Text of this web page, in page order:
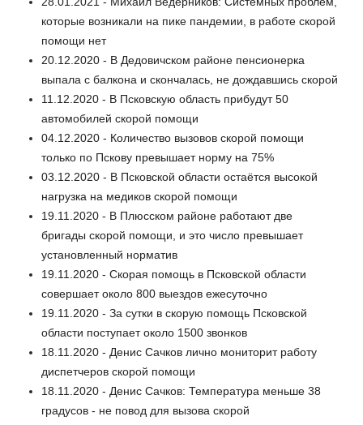
которые возникали на пике пандемии, в работе скорой
помощи нет
20.12.2020 - В Дедовичском районе пенсионерка
выпала с балкона и скончалась, не дождавшись скорой
11.12.2020 - В Псковскую область прибудут 50
автомобилей скорой помощи
04.12.2020 - Количество вызовов скорой помощи
только по Пскову превышает норму на 75%
03.12.2020 - В Псковской области остаётся высокой
нагрузка на медиков скорой помощи
19.11.2020 - В Плюсском районе работают две
бригады скорой помощи, и это число превышает
установленный норматив
19.11.2020 - Скорая помощь в Псковской области
совершает около 800 выездов ежесуточно
19.11.2020 - За сутки в скорую помощь Псковской
области поступает около 1500 звонков
18.11.2020 - Денис Сачков лично мониторит работу
диспетчеров скорой помощи
18.11.2020 - Денис Сачков: Температура меньше 38
градусов - не повод для вызова скорой